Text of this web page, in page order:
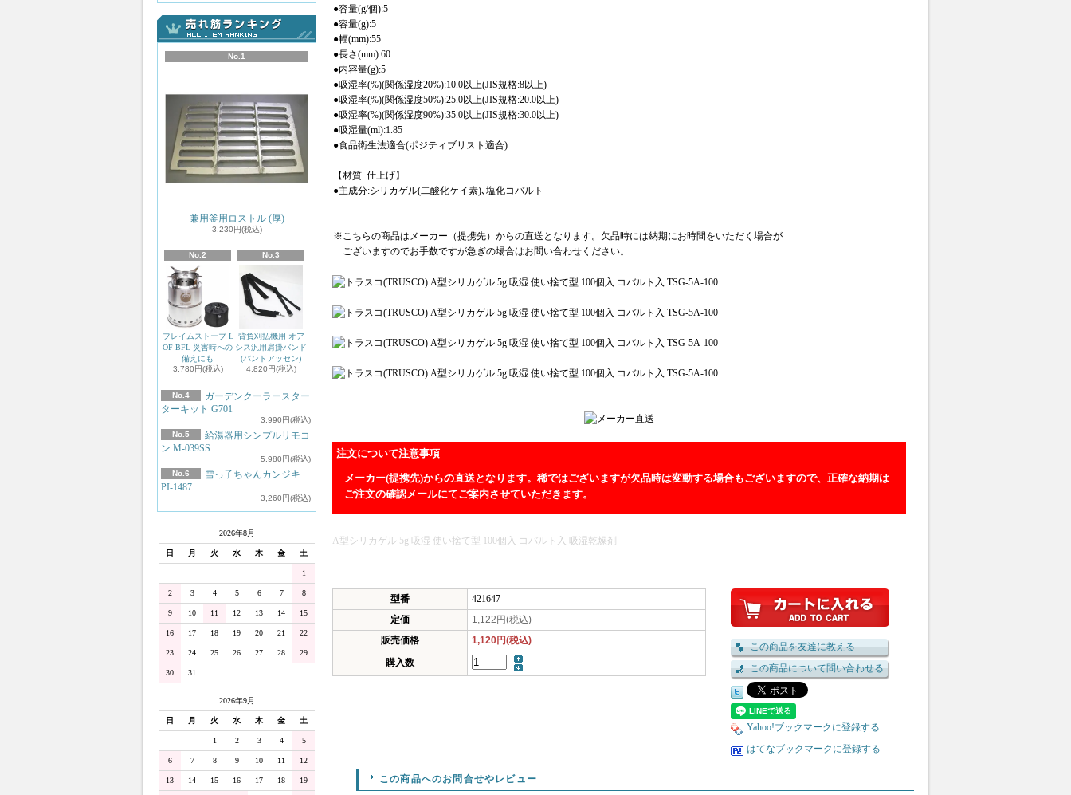
No.1
兼用釜用ロストル (厚)
3,230円(税込)
No.2
フレイムストーブ L
OF-BFL 災害時への
備えにも
3,780円(税込)
No.3
背負刈払機用 オア
シス汎用肩掛バンド
(バンドアッセン)
4,820円(税込)
No.4
ガーデンクーラースター
ターキット G701
3,990円(税込)
No.5
給湯器用シンプルリモコ
ン M-039SS
5,980円(税込)
No.6
雪っ子ちゃんカンジキ
PI-1487
3,260円(税込)
2026年8月
日 月 火 水 木 金 土
1
2 3 4 5 6 7 8
9 10 11 12 13 14 15
16 17 18 19 20 21 22
23 24 25 26 27 28 29
30 31
2026年9月
日 月 火 水 木 金 土
1 2 3 4 5
6 7 8 9 10 11 12
13 14 15 16 17 18 19
●容量(g/個):5
●容量(g):5
●幅(mm):55
●長さ(mm):60
●内容量(g):5
●吸湿率(%)(関係湿度20%):10.0以上(JIS規格:8以上)
●吸湿率(%)(関係湿度50%):25.0以上(JIS規格:20.0以上)
●吸湿率(%)(関係湿度90%):35.0以上(JIS規格:30.0以上)
●吸湿量(ml):1.85
●食品衛生法適合(ポジティブリスト適合)
【材質･仕上げ】
●主成分:シリカゲル(二酸化ケイ素)､塩化コバルト
※こちらの商品はメーカー（提携先）からの直送となります。欠品時には納期にお時間をいただく場合が
ございますのでお手数ですが急ぎの場合はお問い合わせください。
注文について注意事項
メーカー(提携先)からの直送となります。稀ではございますが欠品時は変動する場合もございますので、正確な納期は
ご注文の確認メールにてご案内させていただきます。
A型シリカゲル 5g 吸湿 使い捨て型 100個入 コバルト入 吸湿乾燥剤
型番
421647
定価
1,122円(税込)
販売価格
1,120円(税込)
購入数
この商品を友達に教える
この商品について問い合わせる
Yahoo!ブックマークに登録する
はてなブックマークに登録する
この商品へのお問合せやレビュー